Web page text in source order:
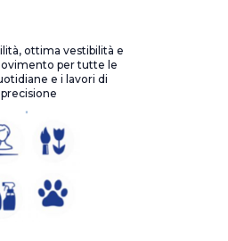
ottima vestibilità e
per tutte le
e i lavori di
precisione